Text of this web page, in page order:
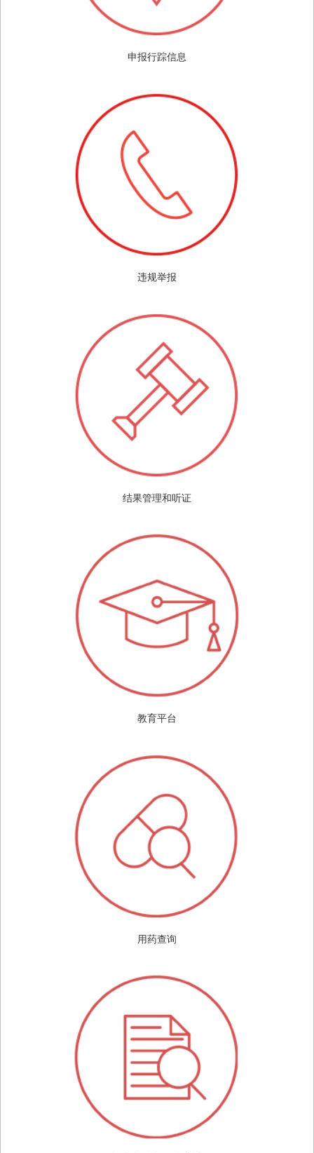
申报行踪信息
违规举报
结果管理和听证
教育平台
用药查询